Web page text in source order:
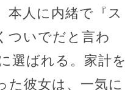
本人に内緒で『ス
ついでだと言わ
選ばれる。家計を
た彼女は、一気に